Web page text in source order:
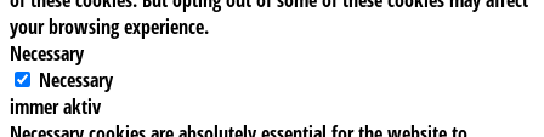
your browsing experience.
Necessary
Necessary
immer aktiv